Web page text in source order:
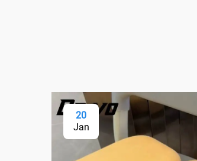
20
Jan